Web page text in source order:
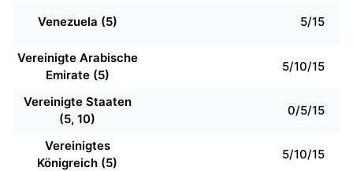
Venezuela (5) 5/15
Vereinigte Arabische
Emirate (5)
5/10/15
Vereinigte Staaten
(5, 10)
0/5/15
Vereinigtes
Königreich (5)
5/10/15